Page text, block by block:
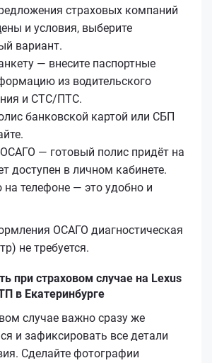
страховых компаний
и условия, выберите
вариант.
— внесите паспортные
из водительского
и СТС/ПТС.
банковской картой или СБП
— готовый полис придёт на
доступен в личном кабинете.
на телефоне — это удобно и
ОСАГО диагностическая
не требуется.
при страховом случае на Lexus
в Екатеринбурге
случае важно сразу же
и зафиксировать все детали
Сделайте фотографии